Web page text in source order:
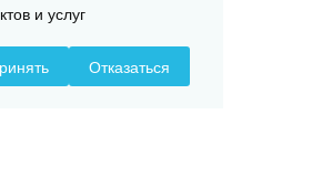
и услуг
Отказаться